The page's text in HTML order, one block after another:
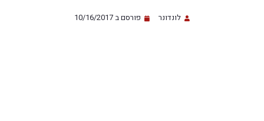
לונדונר פורסם ב10/16/2017